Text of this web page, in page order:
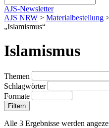
AJS-Newsletter
AJS NRW > Materialbestellung
„Islamismus“
Islamismus
Themen
Schlagwörter
Formate
Filtern
Alle 3 Ergebnisse werden